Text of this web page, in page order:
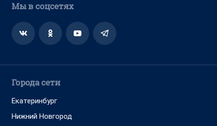
Мы в соцсетях
Города сети
Екатеринбург
Нижний Новгород